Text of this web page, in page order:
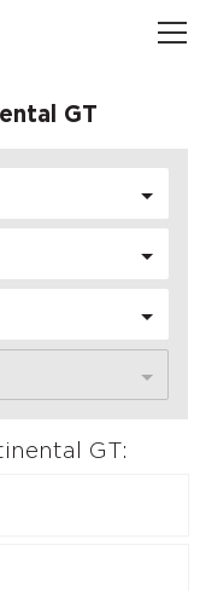
GT
GT: